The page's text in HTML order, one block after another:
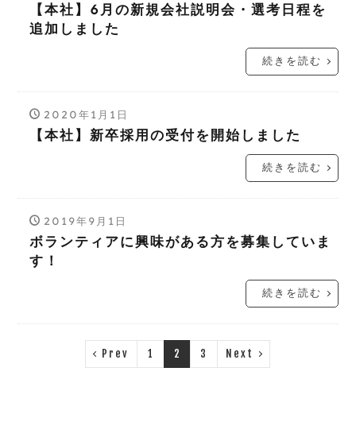
【本社】6月の新規会社説明会・選考日程を
追加しました
続きを読む
2020年1月1日
【本社】新卒採用の受付を開始しました
続きを読む
2019年9月1日
ボランティアに興味がある方を募集していま
す！
続きを読む
Prev 1 2 3 Next